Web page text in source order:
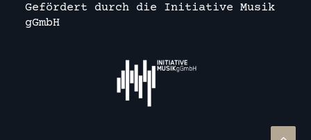
Gefördert durch die Initiative Musik
gGmbH